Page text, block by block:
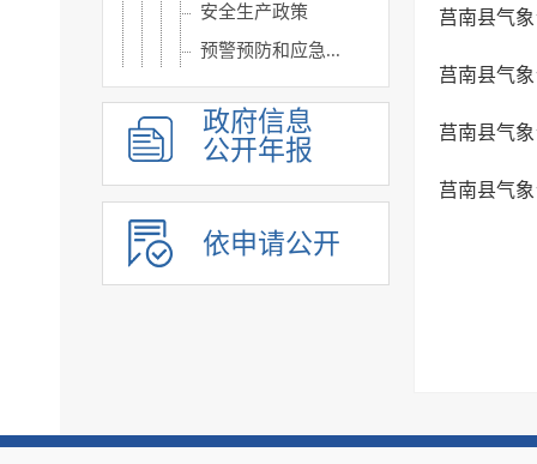
安全生产政策
预警预防和应急...
监督检查信息
社会组织
涉农补贴
旅游信息
乡村振兴信息
市政建设
政府公报
政府信息
公开年报
依申请公开
莒南县气
莒南县气
莒南县气
莒南县气